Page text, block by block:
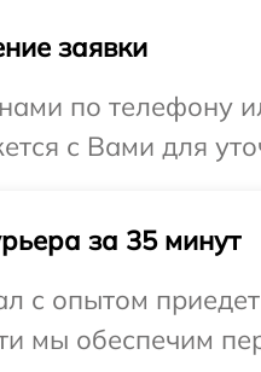
заявки
по телефону
с Вами для
за 35 минут
с опытом
мы обеспечим